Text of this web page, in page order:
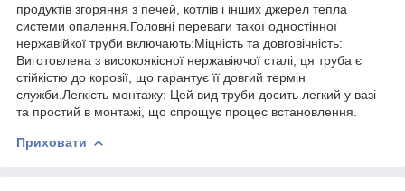
продуктів згоряння з печей, котлів і інших джерел тепла
системи опалення.Головні переваги такої одностінної
нержавійкої труби включають:Міцність та довговічність:
Виготовлена з високоякісної нержавіючої сталі, ця труба є
стійкістю до корозії, що гарантує її довгий термін
служби.Легкість монтажу: Цей вид труби досить легкий у вазі
та простий в монтажі, що спрощує процес встановлення.
Приховати